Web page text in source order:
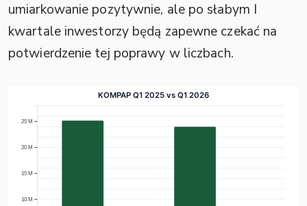
umiarkowanie pozytywnie, ale po słabym I
kwartale inwestorzy będą zapewne czekać na
potwierdzenie tej poprawy w liczbach.